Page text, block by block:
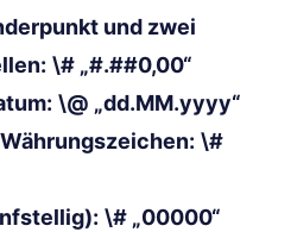
und zwei
\# „#.##0,00“
\@ „dd.MM.yyyy“
\#
\# „00000“